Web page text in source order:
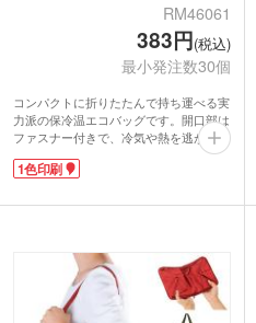
RM46061
383円(税込)
最小発注数30個
コンパクトに折りたたんで持ち運べる実
力派の保冷温エコバッグです。開口部は
ファスナー付きで、冷気や熱を逃がさず
中身の飛び出しも防いでくれる安心設
計。お買い物はもちろん、ピクニックな
イテムです。
能で、ロゴや店名をシンプルかつ印象的
に配置できます。スーパーや量販店での
成約特典やキャンペーンにいかがでしょ
うか。
1色印刷